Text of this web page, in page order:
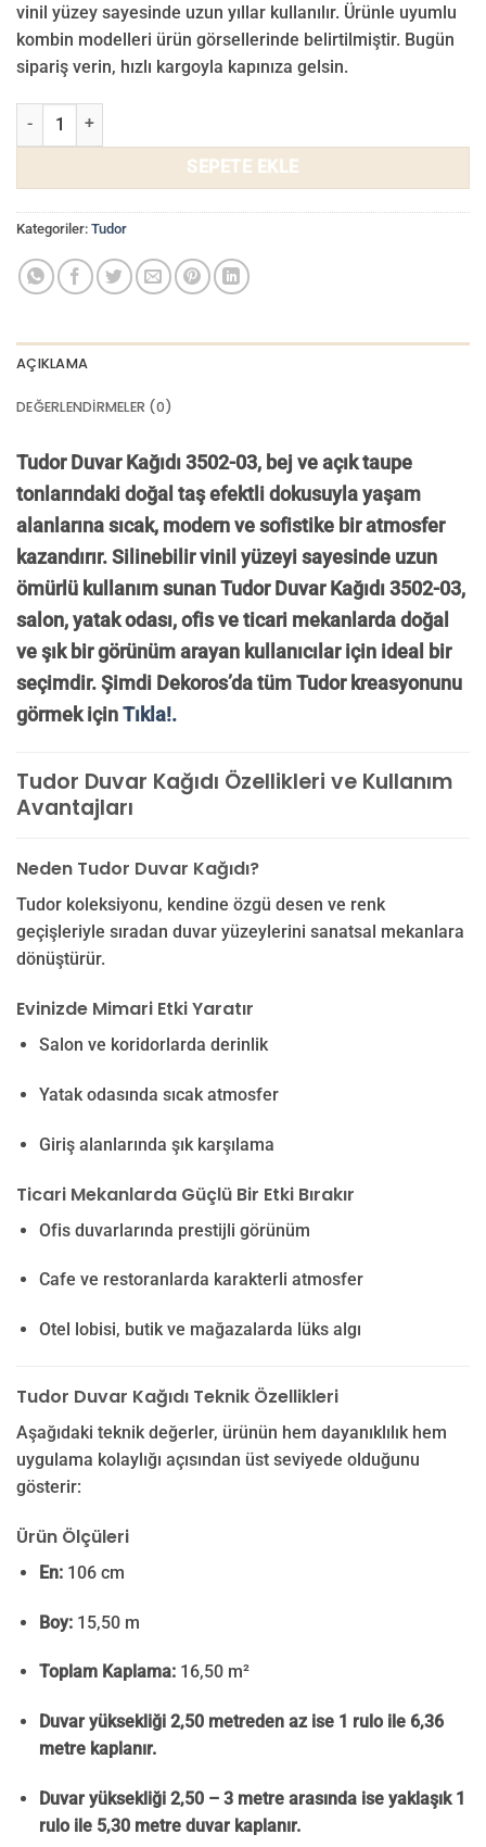
vinil yüzey sayesinde uzun yıllar kullanılır. Ürünle uyumlu
kombin modelleri ürün görsellerinde belirtilmiştir. Bugün
sipariş verin, hızlı kargoyla kapınıza gelsin.
Tudor Duvar Kağıdı 3502-03 adet
SEPETE EKLE
Kategoriler: Tudor
AÇIKLAMA
DEĞERLENDIRMELER (0)
Tudor Duvar Kağıdı 3502-03, bej ve açık taupe
tonlarındaki doğal taş efektli dokusuyla yaşam
alanlarına sıcak, modern ve sofistike bir atmosfer
kazandırır. Silinebilir vinil yüzeyi sayesinde uzun
ömürlü kullanım sunan Tudor Duvar Kağıdı 3502-03,
salon, yatak odası, ofis ve ticari mekanlarda doğal
ve şık bir görünüm arayan kullanıcılar için ideal bir
seçimdir. Şimdi Dekoros’da tüm Tudor kreasyonunu
görmek içinTıkla!.
Tudor Duvar Kağıdı Özellikleri ve Kullanım
Avantajları
Neden Tudor Duvar Kağıdı?
Tudor koleksiyonu, kendine özgü desen ve renk
geçişleriyle sıradan duvar yüzeylerini sanatsal mekanlara
dönüştürür.
Evinizde Mimari Etki Yaratır
Salon ve koridorlarda derinlik
Yatak odasında sıcak atmosfer
Giriş alanlarında şık karşılama
Ticari Mekanlarda Güçlü Bir Etki Bırakır
Ofis duvarlarında prestijli görünüm
Cafe ve restoranlarda karakterli atmosfer
Otel lobisi, butik ve mağazalarda lüks algı
Tudor Duvar Kağıdı Teknik Özellikleri
Aşağıdaki teknik değerler, ürünün hem dayanıklılık hem
uygulama kolaylığı açısından üst seviyede olduğunu
gösterir:
Ürün Ölçüleri
En:106 cm
Boy:15,50 m
Toplam Kaplama:16,50 m²
Duvar yüksekliği 2,50 metreden az ise 1 rulo ile 6,36
metre kaplanır.
Duvar yüksekliği 2,50 – 3 metre arasında ise yaklaşık 1
rulo ile 5,30 metre duvar kaplanır.